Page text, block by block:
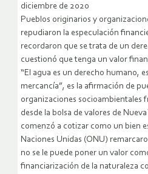
diciembre de 2020
Pueblos originarios y
repudiaron la especulación
recordaron que se trata de un
cuestionó que tenga un valor
“El agua es un derecho humano,
mercancía”, es la afirmación de
organizaciones socioambientales
desde la bolsa de valores de
comenzó a cotizar como un bien
Naciones Unidas (ONU)
no se le puede poner un valor
financiarización de la naturaleza